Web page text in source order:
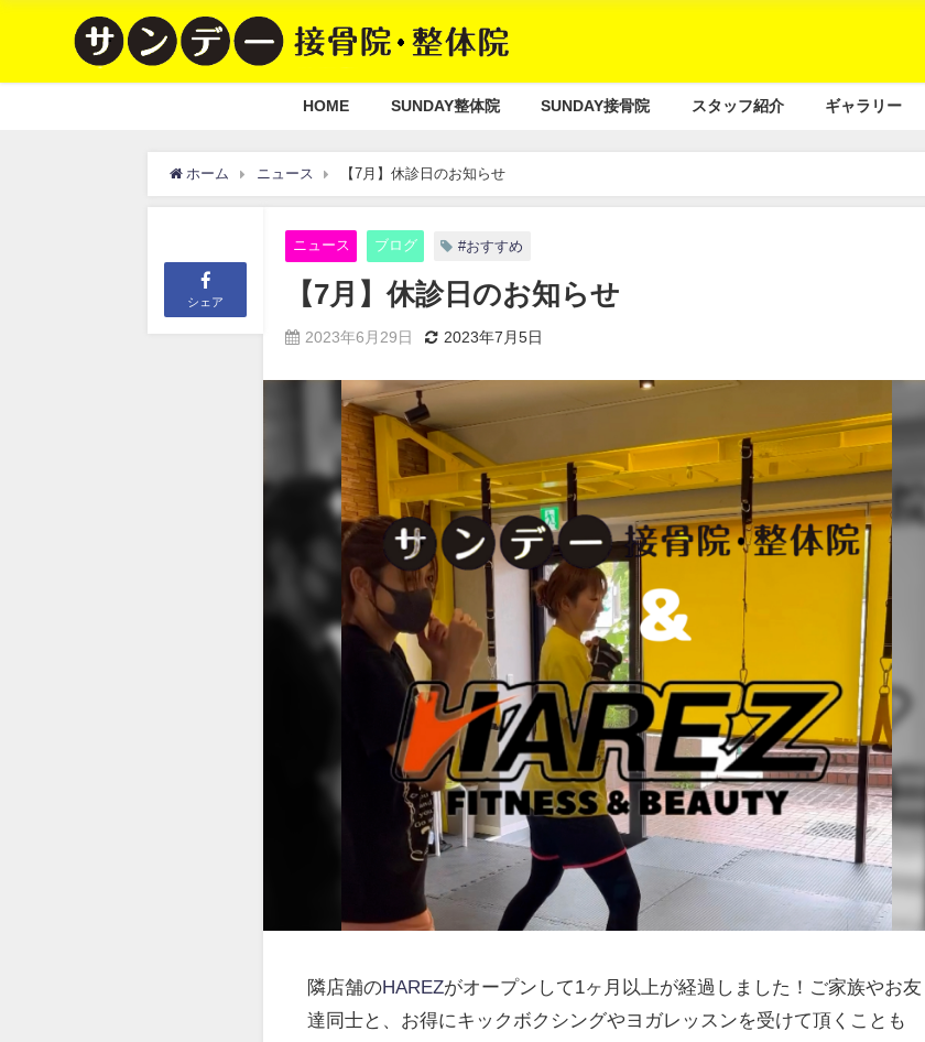
HOME SUNDAY整体院 SUNDAY接骨院 スタッフ紹介 ギャラリー
ホーム ニュース 【7月】休診日のお知らせ
シェア
ニュース ブログ #おすすめ
【7月】休診日のお知らせ
2023年6月29日 2023年7月5日
隣店舗のHAREZがオープンして1ヶ月以上が経過しました！ご家族やお友
達同士と、お得にキックボクシングやヨガレッスンを受けて頂くことも